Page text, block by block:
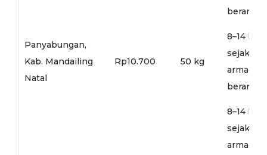
Panyabungan,
Kab. Mandailing
Natal
Rp10.700 50 kg
8–14 hari
sejak
armada
8–14 hari
sejak
armada